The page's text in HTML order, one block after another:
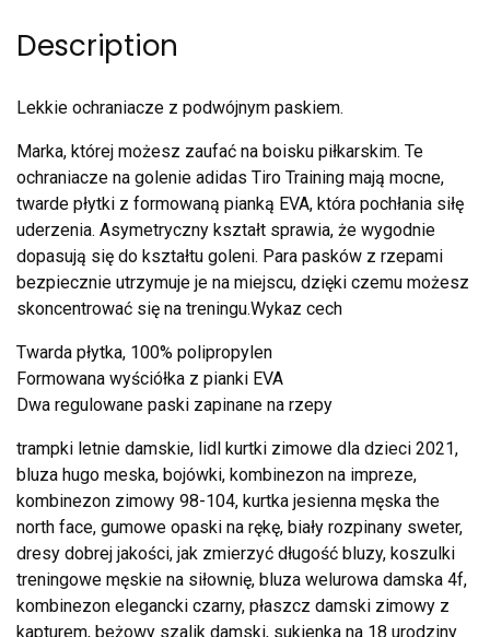
Description
Lekkie ochraniacze z podwójnym paskiem.
Marka, której możesz zaufać na boisku piłkarskim. Te
ochraniacze na golenie adidas Tiro Training mają mocne,
twarde płytki z formowaną pianką EVA, która pochłania siłę
uderzenia. Asymetryczny kształt sprawia, że wygodnie
dopasują się do kształtu goleni. Para pasków z rzepami
bezpiecznie utrzymuje je na miejscu, dzięki czemu możesz
skoncentrować się na treningu.Wykaz cech
Twarda płytka, 100% polipropylen
Formowana wyściółka z pianki EVA
Dwa regulowane paski zapinane na rzepy
trampki letnie damskie, lidl kurtki zimowe dla dzieci 2021,
bluza hugo meska, bojówki, kombinezon na impreze,
kombinezon zimowy 98-104, kurtka jesienna męska the
north face, gumowe opaski na rękę, biały rozpinany sweter,
dresy dobrej jakości, jak zmierzyć długość bluzy, koszulki
treningowe męskie na siłownię, bluza welurowa damska 4f,
kombinezon elegancki czarny, płaszcz damski zimowy z
kapturem, beżowy szalik damski, sukienka na 18 urodziny